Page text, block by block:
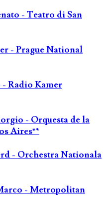
- Teatro di San
- Prague National
Radio Kamer
- Orquesta de la
Aires**
- Orchestra Nationala
- Metropolitan